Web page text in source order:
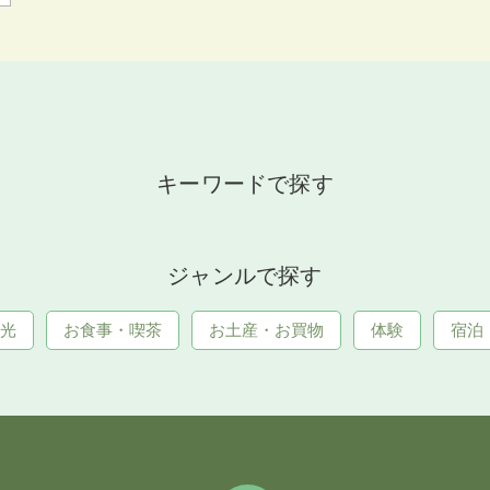
キーワードで探す
ジャンルで探す
お食事・喫茶 お土産・お買物 体験 宿泊